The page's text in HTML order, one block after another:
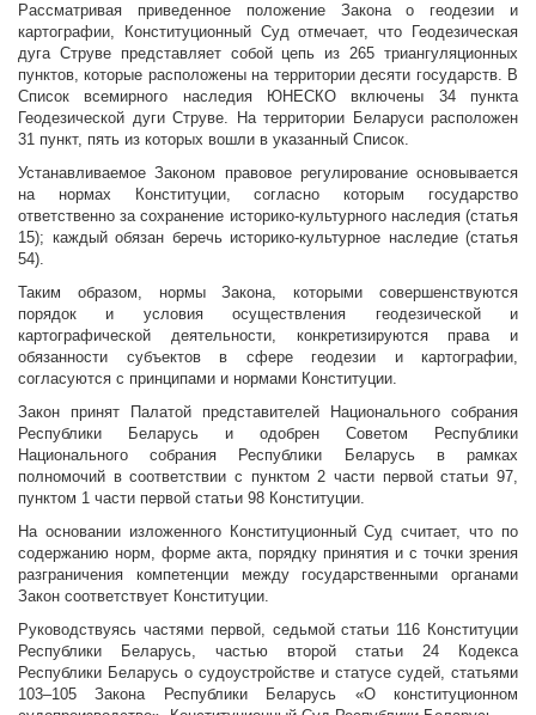
Рассматривая приведенное положение Закона о геодезии и
картографии, Конституционный Суд отмечает, что Геодезическая
дуга Струве представляет собой цепь из 265 триангуляционных
пунктов, которые расположены на территории десяти государств. В
Список всемирного наследия ЮНЕСКО включены 34 пункта
Геодезической дуги Струве. На территории Беларуси расположен
31 пункт, пять из которых вошли в указанный Список.
Устанавливаемое Законом правовое регулирование основывается
на нормах Конституции, согласно которым государство
ответственно за сохранение историко-культурного наследия (статья
15); каждый обязан беречь историко-культурное наследие (статья
54).
Таким образом, нормы Закона, которыми совершенствуются
порядок и условия осуществления геодезической и
картографической деятельности, конкретизируются права и
обязанности субъектов в сфере геодезии и картографии,
согласуются с принципами и нормами Конституции.
Закон принят Палатой представителей Национального собрания
Республики Беларусь и одобрен Советом Республики
Национального собрания Республики Беларусь в рамках
полномочий в соответствии с пунктом 2 части первой статьи 97,
пунктом 1 части первой статьи 98 Конституции.
На основании изложенного Конституционный Суд считает, что по
содержанию норм, форме акта, порядку принятия и с точки зрения
разграничения компетенции между государственными органами
Закон соответствует Конституции.
Руководствуясь частями первой, седьмой статьи 116 Конституции
Республики Беларусь, частью второй статьи 24 Кодекса
Республики Беларусь о судоустройстве и статусе судей, статьями
103–105 Закона Республики Беларусь «О конституционном